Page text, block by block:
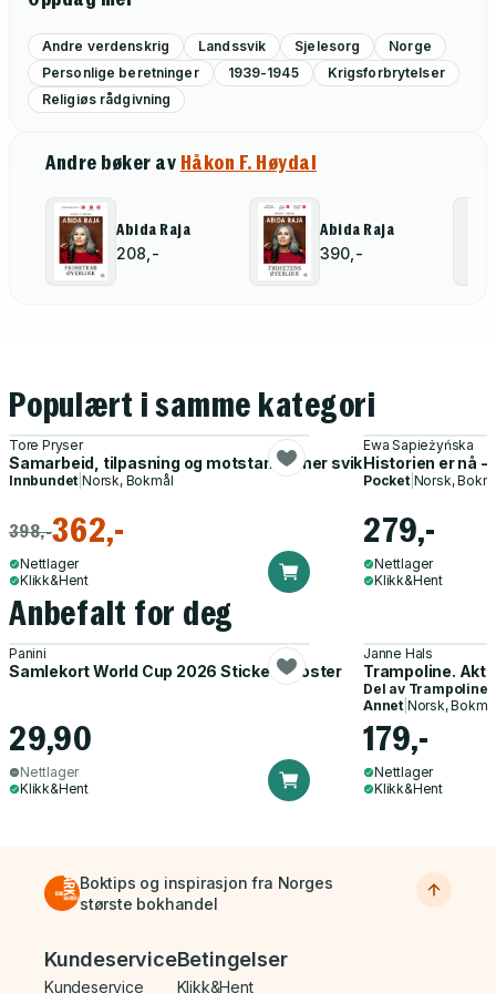
Andre verdenskrig Landssvik Sjelesorg
Norge
Personlige beretninger
1939-1945
Krigsforbrytelser
Religiøs rådgivning
Andre bøker av Håkon F. Høydal
Abida Raja
208,-
Abida Raja
390,-
Populært i samme kategori
Tore Pryser
Samarbeid, tilpasning og motstand - mer svik og gråsoner
Innbundet |Norsk, Bokmål
398,-362,-
Nettlager
Klikk&Hent
Ewa Sapieżyńska
Historien er nå -
Pocket| Norsk,
279,-
Nettlager
Klikk&Hent
Anbefalt for deg
Panini
Samlekort World Cup 2026 Sticker Booster
29,90
Nettlager
Klikk&Hent
Janne Hals
Trampoline.
Del av Trampoline
Annet| Norsk,
179,-
Nettlager
Klikk&Hent
Boktips og inspirasjon fra Norges
største bokhandel
Bunnmeny
Kundeservice
Kundeservice
Betingelser
Klikk&Hent